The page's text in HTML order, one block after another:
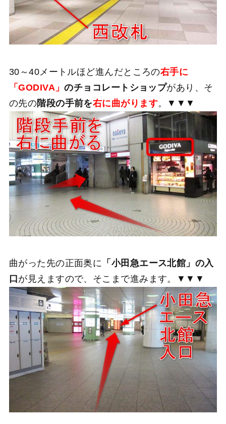
30～40メートルほど進んだところの右手に
「GODIVA」のチョコレートショップがあり、そ
の先の階段の手前を右に曲がります。▼▼▼
曲がった先の正面奥に 「小田急エース北館」の入
口 が見えますので、そこまで進みます。▼▼▼